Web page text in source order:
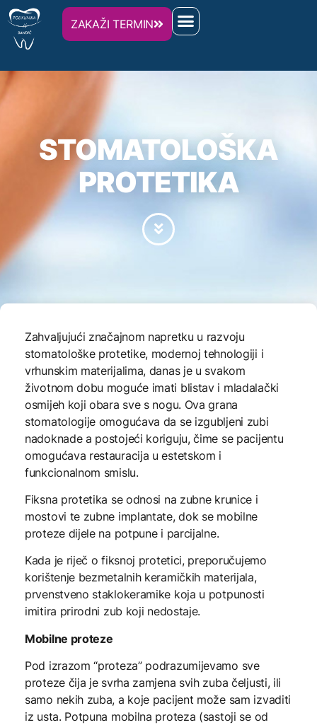
ZAKAŽI TERMIN
STOMATOLOŠKA
PROTETIKA
Zahvaljujući značajnom napretku u razvoju
stomatološke protetike, modernoj tehnologiji i
vrhunskim materijalima, danas je u svakom
životnom dobu moguće imati blistav i mladalački
osmijeh koji obara sve s nogu. Ova grana
stomatologije omogućava da se izgubljeni zubi
nadoknade a postojeći koriguju, čime se pacijentu
omogućava restauracija u estetskom i
funkcionalnom smislu.
Fiksna protetika se odnosi na zubne krunice i
mostovi te zubne implantate, dok se mobilne
proteze dijele na potpune i parcijalne.
Kada je riječ o fiksnoj protetici, preporučujemo
korištenje bezmetalnih keramičkih materijala,
prvenstveno staklokeramike koja u potpunosti
imitira prirodni zub koji nedostaje.
Mobilne proteze
Pod izrazom “proteza” podrazumijevamo sve
proteze čija je svrha zamjena svih zuba čeljusti, ili
samo nekih zuba, a koje pacijent može sam izvaditi
iz usta. Potpuna mobilna proteza (sastoji se od